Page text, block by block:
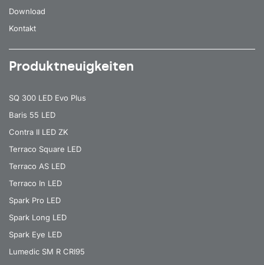
Download
Kontakt
Produktneuigkeiten
SQ 300 LED Evo Plus
Baris 55 LED
Contra II LED ZK
Terraco Square LED
Terraco AS LED
Terraco In LED
Spark Pro LED
Spark Long LED
Spark Eye LED
Lumedic SM R CRI95